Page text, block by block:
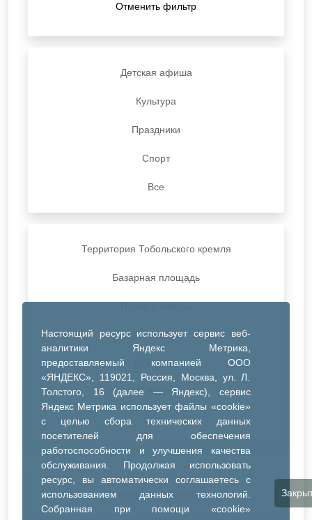
Настоящий ресурс использует сервис веб-
аналитики Яндекс Метрика,
предоставляемый компанией ООО
«ЯНДЕКС», 119021, Россия, Москва, ул. Л.
Толстого, 16 (далее — Яндекс), сервис
Яндекс Метрика использует файлы «cookie»
с целью сбора технических данных
посетителей для обеспечения
работоспособности и улучшения качества
обслуживания. Продолжая использовать
ресурс, вы автоматически соглашаетесь с
использованием данных технологий.
Собранная при помощи «cookie»
Отменить фильтр
Детская афиша
Культура
Праздники
Спорт
Все
Территория Тобольского кремля
Базарная площадь
ДК Синтез
ДК Речник
ДК Водник
Иное
Очистить все фильтры